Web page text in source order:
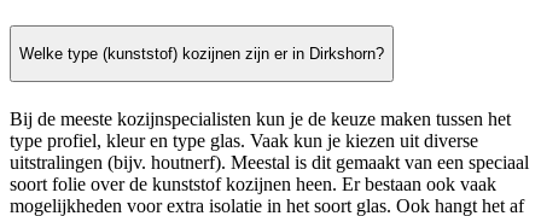
Welke type (kunststof) kozijnen zijn er in Dirkshorn?
Bij de meeste kozijnspecialisten kun je de keuze maken tussen het
type profiel, kleur en type glas. Vaak kun je kiezen uit diverse
uitstralingen (bijv. houtnerf). Meestal is dit gemaakt van een speciaal
soort folie over de kunststof kozijnen heen. Er bestaan ook vaak
mogelijkheden voor extra isolatie in het soort glas. Ook hangt het af